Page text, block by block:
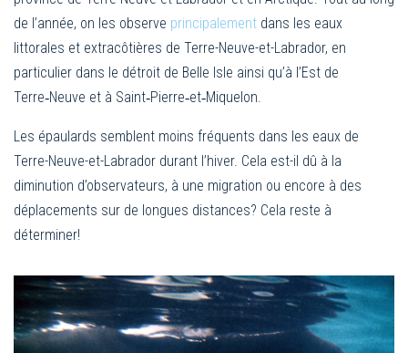
de l’année, on les observe principalement dans les eaux
littorales et extracôtières de Terre-Neuve-et-Labrador, en
particulier dans le détroit de Belle Isle ainsi qu’à l’Est de
Terre‑Neuve et à Saint‑Pierre‑et‑Miquelon.
Les épaulards semblent moins fréquents dans les eaux de
Terre-Neuve-et-Labrador durant l’hiver. Cela est-il dû à la
diminution d’observateurs, à une migration ou encore à des
déplacements sur de longues distances? Cela reste à
déterminer!